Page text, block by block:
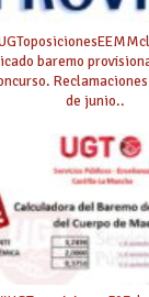
baremo
de junio..